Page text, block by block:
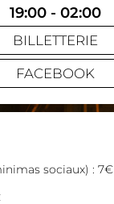
19:00 - 02:00
BILLETTERIE
FACEBOOK
sociaux) : 7€